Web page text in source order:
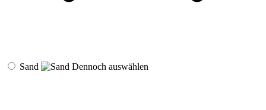
Sand Dennoch auswählen